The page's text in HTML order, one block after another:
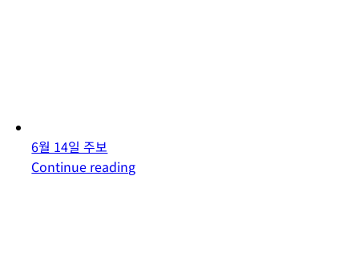
6월 14일 주보
Continue reading